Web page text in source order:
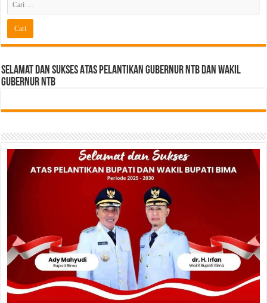
Selamat dan sukses Atas pelantikan Gubernur NTB Dan Wakil
gubernur NTB